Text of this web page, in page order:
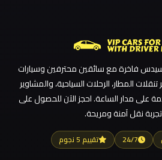
فاخرة مع سائقين محترفين وسيارات
المطار، الرحلات السياحية، والمشاوير
على مدار الساعة. احجز الآن للحصول على
نقل آمنة ومريحة.
24/7 تقييم 5 نجوم